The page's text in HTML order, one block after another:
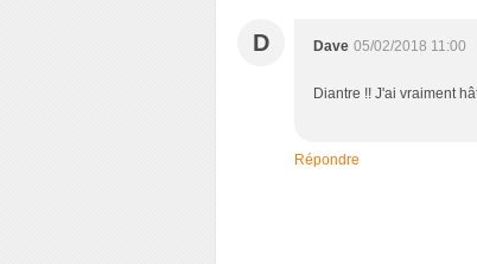
D Dave 05/02/2018 11:00
Diantre !! J'ai vraiment
Répondre